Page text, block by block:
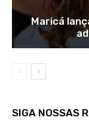
Maricá
SIGA NOSSAS